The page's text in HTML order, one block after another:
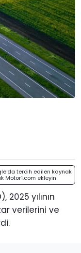
tercih edilen kaynak
Motor1.com ekleyin
2025 yılının
verilerini ve